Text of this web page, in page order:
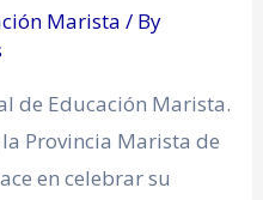
Marista / By
de Educación Marista.
Provincia Marista de
en celebrar su